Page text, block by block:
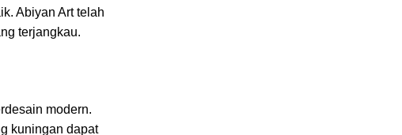
Abiyan Art telah
terjangkau.
modern.
kuningan dapat